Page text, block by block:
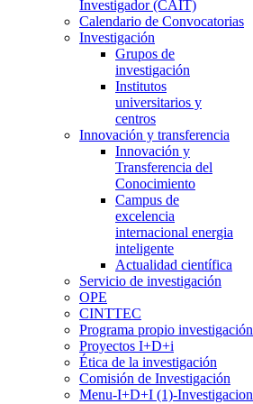
Investigador (CAIT)
Calendario de Convocatorias
Investigación
Grupos de
investigación
Institutos
universitarios y
centros
Innovación y transferencia
Innovación y
Transferencia del
Conocimiento
Campus de
excelencia
internacional energia
inteligente
Actualidad científica
Servicio de investigación
OPE
CINTTEC
Programa propio investigación
Proyectos I+D+i
Ética de la investigación
Comisión de Investigación
Menu-I+D+I (1)-Investigacion